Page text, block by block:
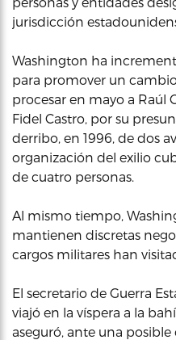
jurisdicción
Washington ha
para promover un
procesar en mayo a Raúl
Fidel Castro, por su
derribo, en 1996, de dos
organización del exilio
de cuatro personas.
Al mismo tiempo,
mantienen discretas
cargos militares han
El secretario de Guerra
viajó en la víspera a la
aseguró, ante una